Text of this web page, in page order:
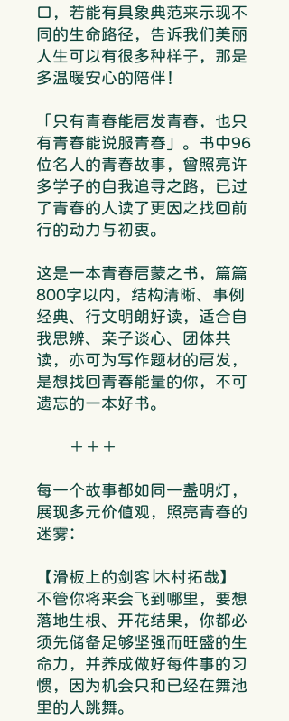
口，若能有具象典范来示现不
同的生命路径，告诉我们美丽
人生可以有很多种样子，那是
多温暖安心的陪伴！
「只有青春能启发青春，也只
有青春能说服青春」。书中96
位名人的青春故事，曾照亮许
多学子的自我追寻之路，已过
了青春的人读了更因之找回前
行的动力与初衷。
这是一本青春启蒙之书，篇篇
800字以内，结构清晰、事例
经典、行文明朗好读，适合自
我思辨、亲子谈心、团体共
读，亦可为写作题材的启发，
是想找回青春能量的你，不可
遗忘的一本好书。
＋＋＋
每一个故事都如同一盏明灯，
展现多元价值观，照亮青春的
迷雾：
【滑板上的剑客∣木村拓哉】
不管你将来会飞到哪里，要想
落地生根、开花结果，你都必
须先储备足够坚强而旺盛的生
命力，并养成做好每件事的习
惯，因为机会只和已经在舞池
里的人跳舞。